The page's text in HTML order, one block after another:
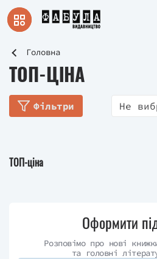
Головна
ТОП-ЦІНА
Фільтри Не
ТОП-ціна
Оформити
Розповімо про нові
та головні